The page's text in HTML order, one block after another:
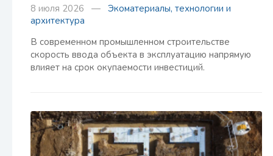
8 июля 2026 — Экоматериалы, технологии и
архитектура
В современном промышленном строительстве
скорость ввода объекта в эксплуатацию напрямую
влияет на срок окупаемости инвестиций.